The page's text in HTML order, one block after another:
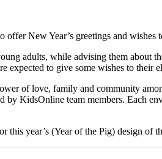
New Year’s greetings and wishes
adults, while advising them about
to give some wishes to their
of love, family and community
by KidsOnline team members. Each
this year’s (Year of the Pig) design of